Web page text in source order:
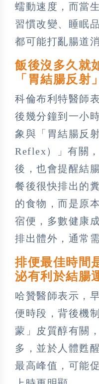
蠕動速度，而當
習慣改變、睡眠
都可能打亂腸道
飯後沒多久就
「胃結腸反射
科倫布利特醫師
後幾分鐘到一小
象與「胃結腸反
Reflex）」有關
後，也會提醒結
餐後很快排出的
的食物，而是原
宿便，多數健康
排出體外，通常
排便最佳時間
泌有利於結腸
哈贊醫師表示，
便時段，背後機
蒙」皮質醇有關
多，並於人體甦
最高峰值，可能